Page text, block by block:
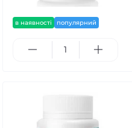
в наявності популярний